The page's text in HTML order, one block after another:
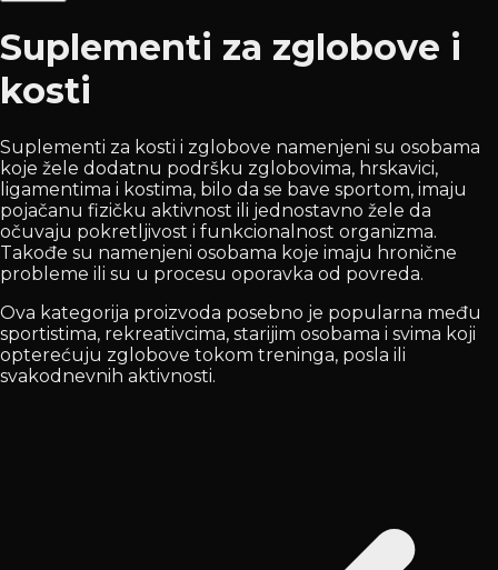
Suplementi za zglobove i
kosti
Suplementi za kosti i zglobove namenjeni su osobama
koje žele dodatnu podršku zglobovima, hrskavici,
ligamentima i kostima, bilo da se bave sportom, imaju
pojačanu fizičku aktivnost ili jednostavno žele da
očuvaju pokretljivost i funkcionalnost organizma.
Takođe su namenjeni osobama koje imaju hronične
probleme ili su u procesu oporavka od povreda.
Ova kategorija proizvoda posebno je popularna među
sportistima, rekreativcima, starijim osobama i svima koji
opterećuju zglobove tokom treninga, posla ili
svakodnevnih aktivnosti.